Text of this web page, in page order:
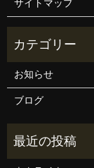
サイトマップ
お知らせ
ブログ